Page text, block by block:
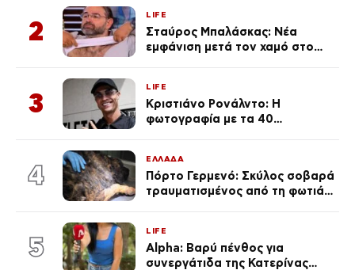
2
LIFE
Σταύρος Μπαλάσκας: Νέα
εμφάνιση μετά τον χαμό στο
3
LIFE
Κριστιάνο Ρονάλντο: Η
φωτογραφία με τα 40
εκ. likes
4
ΕΛΛΑΔΑ
Πόρτο Γερμενό: Σκύλος σοβαρά
τραυματισμένος από τη φωτιά
5
LIFE
Alpha: Βαρύ πένθος για
συνεργάτιδα της Κατερίνας